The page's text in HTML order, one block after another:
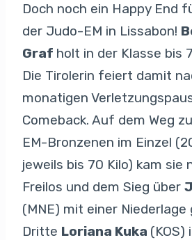
Doch noch ein Happy End
der Judo-EM in Lissabon!
Graf holt in der Klasse bis
Die Tirolerin feiert damit
monatigen
Comeback. Auf dem Weg
EM-Bronzenen im Einzel
jeweils bis 70 Kilo) kam sie
Freilos und dem Sieg über
(MNE) mit einer Niederlage
Dritte Loriana Kuka (KOS)